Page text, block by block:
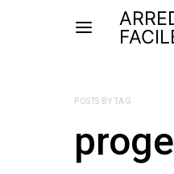
POSTS BY TAG